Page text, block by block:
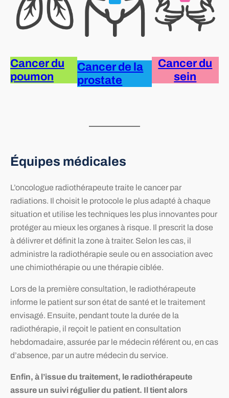
Cancer du
poumon
Cancer de la
prostate
Cancer du
sein
Équipes médicales
L’oncologue radiothérapeute traite le cancer par
radiations. Il choisit le protocole le plus adapté à chaque
situation et utilise les techniques les plus innovantes pour
protéger au mieux les organes à risque. Il prescrit la dose
à délivrer et définit la zone à traiter. Selon les cas, il
administre la radiothérapie seule ou en association avec
une chimiothérapie ou une thérapie ciblée.
Lors de la première consultation, le radiothérapeute
informe le patient sur son état de santé et le traitement
envisagé. Ensuite, pendant toute la durée de la
radiothérapie, il reçoit le patient en consultation
hebdomadaire, assurée par le médecin référent ou, en cas
d’absence, par un autre médecin du service.
Enfin, à l’issue du traitement, le radiothérapeute
assure un suivi régulier du patient. Il tient alors